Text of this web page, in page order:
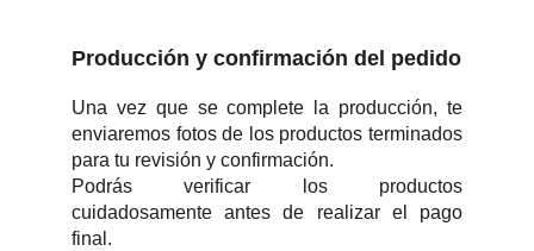
Producción y confirmación del pedido
Una vez que se complete la producción, te
enviaremos fotos de los productos terminados
para tu revisión y confirmación.
Podrás verificar los productos
cuidadosamente antes de realizar el pago
final.